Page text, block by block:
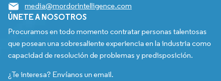
media@mordorintelligence.com
ÚNETE A NOSOTROS
Procuramos en todo momento contratar personas talentosas
que posean una sobresaliente experiencia en la industria como
capacidad de resolución de problemas y predisposición.
¿Te interesa? Envíanos un email.